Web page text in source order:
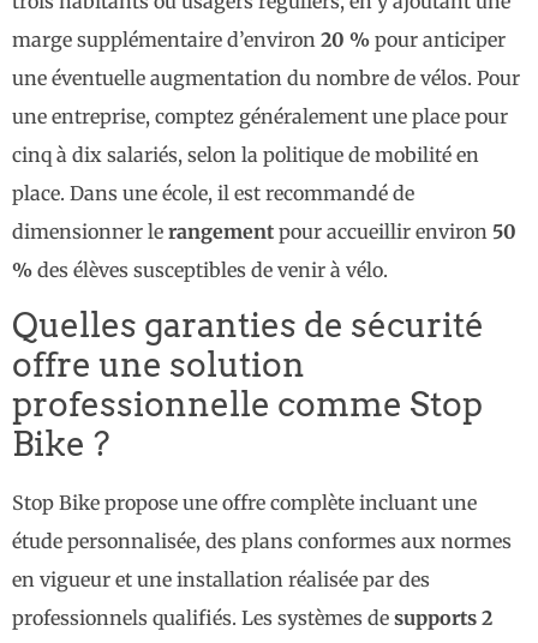
marge supplémentaire d’environ 20 % pour anticiper
une éventuelle augmentation du nombre de vélos. Pour
une entreprise, comptez généralement une place pour
cinq à dix salariés, selon la politique de mobilité en
place. Dans une école, il est recommandé de
dimensionner le rangement pour accueillir environ 50
% des élèves susceptibles de venir à vélo.
Quelles garanties de sécurité
offre une solution
professionnelle comme Stop
Bike ?
Stop Bike propose une offre complète incluant une
étude personnalisée, des plans conformes aux normes
en vigueur et une installation réalisée par des
professionnels qualifiés. Les systèmes de supports 2